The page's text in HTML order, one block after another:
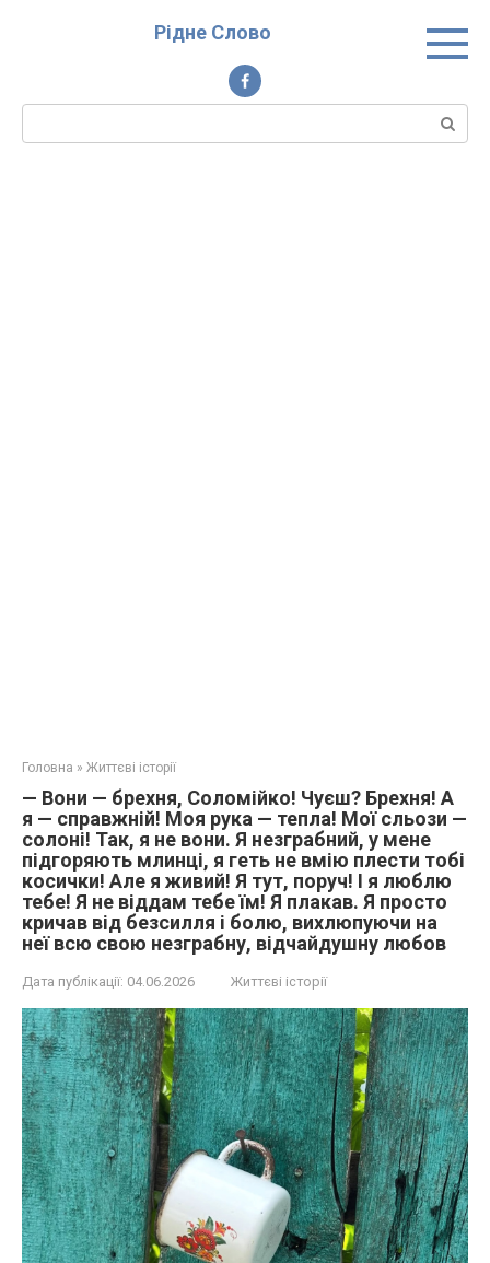
Рідне Слово
Пошук:
Головна » Життєві історії
— Вони — брехня, Соломійко! Чуєш? Брехня! А
я — справжній! Моя рука — тепла! Мої сльози —
солоні! Так, я не вони. Я незграбний, у мене
підгоряють млинці, я геть не вмію плести тобі
косички! Але я живий! Я тут, поруч! І я люблю
тебе! Я не віддам тебе їм! Я плакав. Я просто
кричав від безсилля і болю, вихлюпуючи на
неї всю свою незграбну, відчайдушну любов
Дата публікації: 04.06.2026 Життєві історії